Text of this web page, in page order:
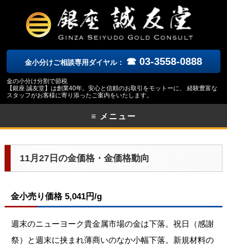
金小分けご相談専用ダイヤル： ☎ 03-3558-0888
金の小分け分割で節税
【銀座 誠友堂】は創業40年。安心と信頼のお取引をモットーに、 経験豊富な
スタッフがお客様に寄り添ったご案内をいたします。
≡ メニュー
11月27日の金価格・金価格動向
金小売り価格 5,041円/g
週末のニューヨーク貴金属市場の金は下落。祝日（感謝
祭） と週末に挟まれ薄商いのなか小幅下落。 新規材料の